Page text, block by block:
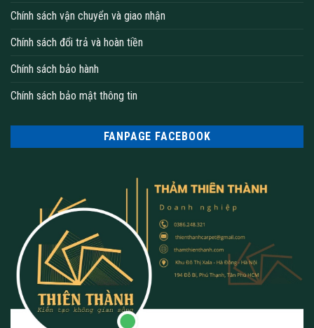
tham trai san văn phòng cao cấp
Bạn hãy theo dõi Website thamthienthanh và fanpageThảm
Thiên Thành để được cập nhật nhiều thông tin hữu ích hơn
nhé.
Chính sách vận chuyển và giao nhận
Chính sách đổi trả và hoàn tiền
Chính sách bảo hành
Chính sách bảo mật thông tin
FANPAGE FACEBOOK